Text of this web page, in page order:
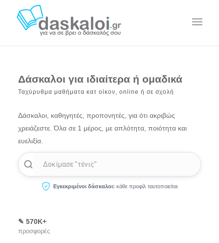
Δάσκαλοι για ιδιαίτερα ή ομαδικά
Ταχύρυθμα μαθήματα κατ οίκον, online ή σε σχολή
Δάσκαλοι, καθηγητές, προπονητές, για ότι ακριβώς
χρειάζεστε. Όλα σε 1 μέρος, με απλότητα, ποιότητα και
ευελιξία.
Δοκίμασε "ισπανικά"
Εγκεκριμένοι δάσκαλοι: κάθε προφίλ ταυτοποιείται
✎ 570Κ+
προσφορές